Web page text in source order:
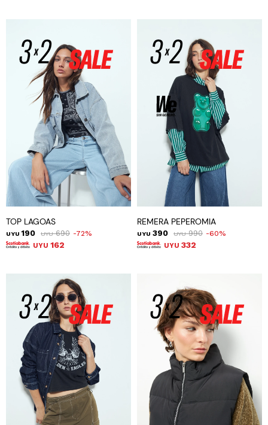
TOP LAGOAS
UYU 190 UYU 690 72
UYU 162
REMERA PEPEROMIA
UYU 390 UYU 990 60
UYU 332